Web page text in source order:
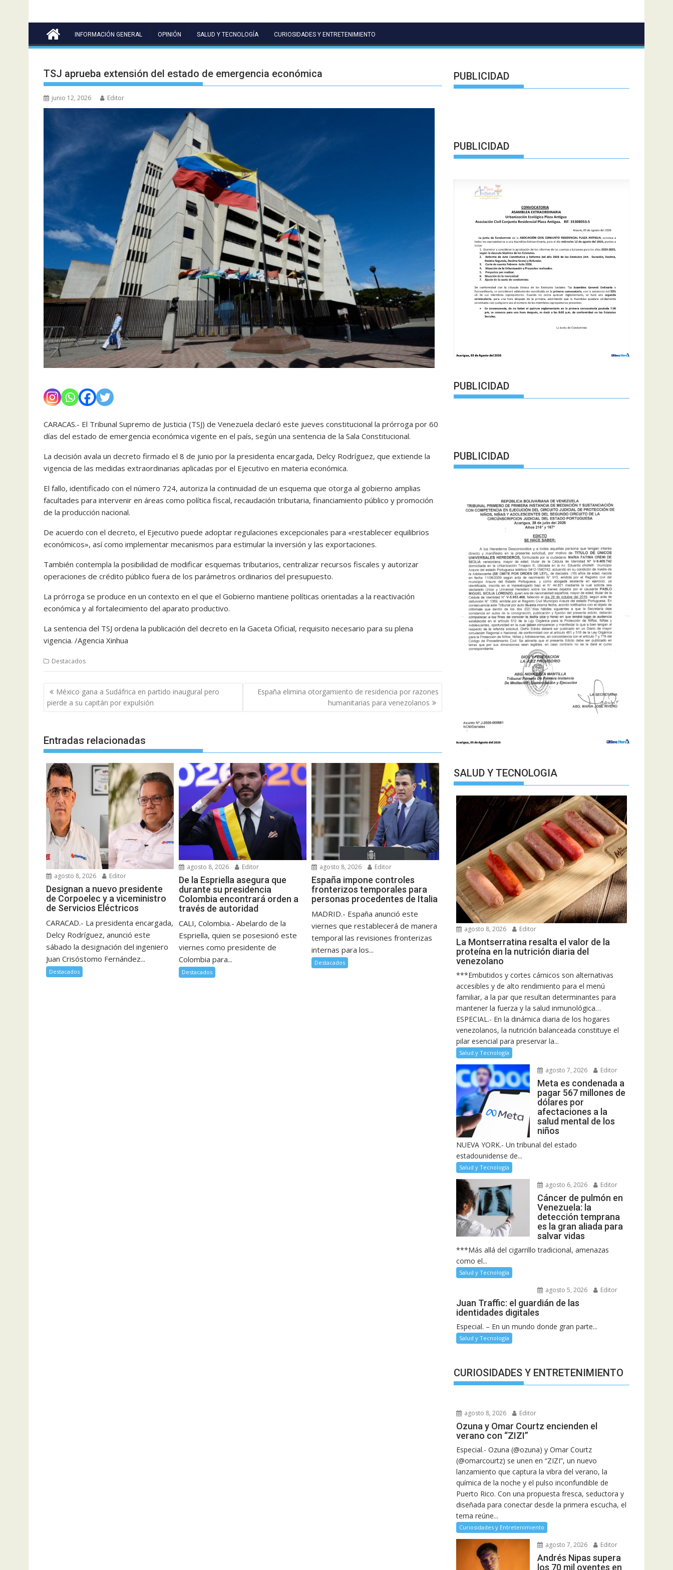
INFORMACIÓN GENERAL OPINIÓN SALUD Y TECNOLOGÍA CURIOSIDADES Y ENTRETENIMIENTO
TSJ aprueba extensión del estado de emergencia económica
junio 12, 2026 Editor
CARACAS.- El Tribunal Supremo de Justicia (TSJ) de Venezuela declaró este jueves constitucional la prórroga por 60
días del estado de emergencia económica vigente en el país, según una sentencia de la Sala Constitucional.
La decisión avala un decreto firmado el 8 de junio por la presidenta encargada, Delcy Rodríguez, que extiende la
vigencia de las medidas extraordinarias aplicadas por el Ejecutivo en materia económica.
El fallo, identificado con el número 724, autoriza la continuidad de un esquema que otorga al gobierno amplias
facultades para intervenir en áreas como política fiscal, recaudación tributaria, financiamiento público y promoción
de la producción nacional.
De acuerdo con el decreto, el Ejecutivo puede adoptar regulaciones excepcionales para «restablecer equilibrios
económicos», así como implementar mecanismos para estimular la inversión y las exportaciones.
También contempla la posibilidad de modificar esquemas tributarios, centralizar recursos fiscales y autorizar
operaciones de crédito público fuera de los parámetros ordinarios del presupuesto.
La prórroga se produce en un contexto en el que el Gobierno mantiene políticas orientadas a la reactivación
económica y al fortalecimiento del aparato productivo.
La sentencia del TSJ ordena la publicación del decreto en la Gaceta Oficial, requisito necesario para su plena
vigencia. /Agencia Xinhua
Destacados
Navegación
de
entradas
México gana a Sudáfrica en partido inaugural pero
pierde a su capitán por expulsión
España elimina otorgamiento de residencia por razones
humanitarias para venezolanos
Entradas relacionadas
agosto 8, 2026 Editor
Designan a nuevo presidente
de Corpoelec y a viceministro
de Servicios Eléctricos
CARACAD.- La presidenta encargada,
Delcy Rodríguez, anunció este
sábado la designación del ingeniero
Juan Crisóstomo Fernández...
Destacados
agosto 8, 2026 Editor
De la Espriella asegura que
durante su presidencia
Colombia encontrará orden a
través de autoridad
CALI, Colombia.- Abelardo de la
Espriella, quien se posesionó este
viernes como presidente de
Colombia para...
Destacados
agosto 8, 2026 Editor
España impone controles
fronterizos temporales para
personas procedentes de Italia
MADRID.- España anunció este
viernes que restablecerá de manera
temporal las revisiones fronterizas
internas para los...
Destacados
PUBLICIDAD
PUBLICIDAD
PUBLICIDAD
PUBLICIDAD
SALUD Y TECNOLOGIA
agosto 8, 2026 Editor
La Montserratina resalta el valor de la
proteína en la nutrición diaria del
venezolano
***Embutidos y cortes cárnicos son alternativas
accesibles y de alto rendimiento para el menú
familiar, a la par que resultan determinantes para
mantener la fuerza y la salud inmunológica…
ESPECIAL.- En la dinámica diaria de los hogares
venezolanos, la nutrición balanceada constituye el
pilar esencial para preservar la...
Salud y Tecnología
agosto 7, 2026 Editor
Meta es condenada a
pagar 567 millones de
dólares por
afectaciones a la
salud mental de los
niños
NUEVA YORK.- Un tribunal del estado
estadounidense de...
Salud y Tecnología
agosto 6, 2026 Editor
Cáncer de pulmón en
Venezuela: la
detección temprana
es la gran aliada para
salvar vidas
***Más allá del cigarrillo tradicional, amenazas
como el...
Salud y Tecnología
agosto 5, 2026 Editor
Juan Traffic: el guardián de las
identidades digitales
Especial. – En un mundo donde gran parte...
Salud y Tecnología
CURIOSIDADES Y ENTRETENIMIENTO
agosto 8, 2026 Editor
Ozuna y Omar Courtz encienden el
verano con “ZIZI”
Especial.- Ozuna (@ozuna) y Omar Courtz
(@omarcourtz) se unen en “ZIZI”, un nuevo
lanzamiento que captura la vibra del verano, la
química de la noche y el pulso inconfundible de
Puerto Rico. Con una propuesta fresca, seductora y
diseñada para conectar desde la primera escucha, el
tema reúne...
Curiosidades y Entretenimiento
agosto 7, 2026 Editor
Andrés Nipas supera
los 70 mil oyentes en